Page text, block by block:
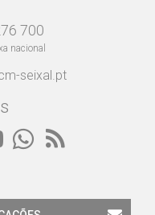
700
nacional
seixal.pt